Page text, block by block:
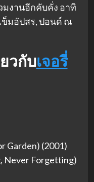
งานอีกคับคั่ง อาทิ
ข็มอัปสร, ปอนด์ ณ
วกับเจอรี่
Garden) (2001)
Never Forgetting)